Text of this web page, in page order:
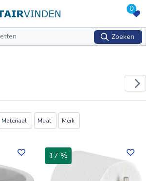
0
Zoeken
Materiaal Maat Merk
17 %